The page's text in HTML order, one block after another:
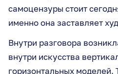
самоцензуры стоит
именно она заставляет
Внутри разговора
внутри искусства
горизонтальных моделей.